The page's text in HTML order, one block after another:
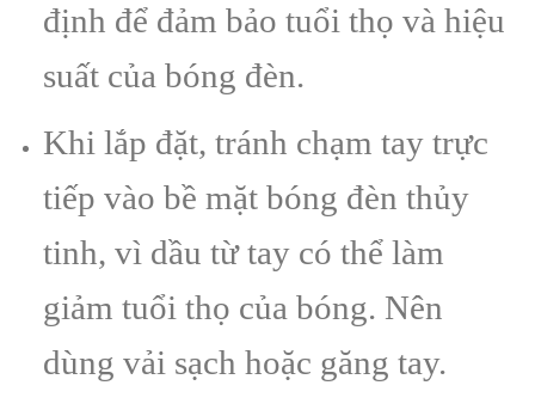
định để đảm bảo tuổi thọ và hiệu
suất của bóng đèn.
Khi lắp đặt, tránh chạm tay trực
tiếp vào bề mặt bóng đèn thủy
tinh, vì dầu từ tay có thể làm
giảm tuổi thọ của bóng. Nên
dùng vải sạch hoặc găng tay.